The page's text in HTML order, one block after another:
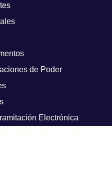
de Poder
Electrónica